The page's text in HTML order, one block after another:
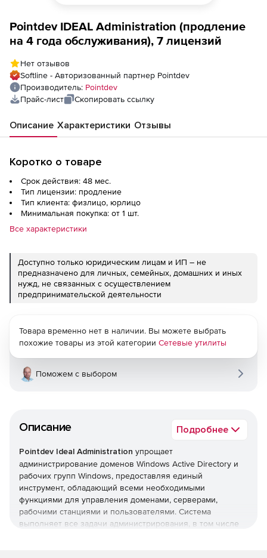
Pointdev IDEAL Administration (продление
на 4 года обслуживания), 7 лицензий
Нет отзывов
Softline - Авторизованный партнер Pointdev
Производитель: Pointdev
Прайс-лист
Скопировать ссылку
Описание Характеристики Отзывы
Коротко о товаре
Срок действия: 48 мес.
Тип лицензии: продление
Тип клиента: физлицо, юрлицо
Минимальная покупка: от 1 шт.
Все характеристики
Доступно только юридическим лицам и ИП – не
предназначено для личных, семейных, домашних и иных
нужд, не связанных с осуществлением
предпринимательской деятельности
Описание Подробнее
Pointdev Ideal Administration упрощает
администрирование доменов Windows Active Directory и
рабочих групп Windows, предоставляя единый
инструмент, обладающий всеми необходимыми
функциями для управления доменами, серверами,
рабочими станциями и пользователями. Система
выполняет все задачи администрирования, в том числе
Товара временно нет в наличии. Вы можете выбрать
похожие товары из этой категории Сетевые утилиты
Поможем с выбором